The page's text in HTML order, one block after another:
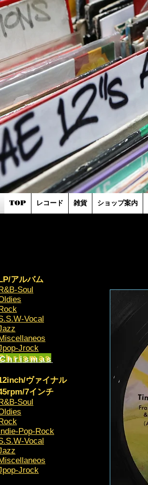
TOP レコード 雑貨 ショップ案内
アルバム
Soul
Vocal
Jrock
ヴァイナル
7インチ
Soul
Pop-Rock
Vocal
Jrock